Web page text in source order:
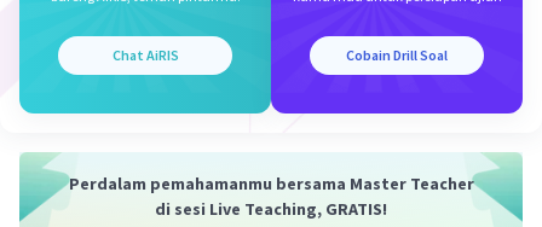
3200/7. 2. Harga keseimbangan kira-kira 457,14
dan kuantitas keseimbangan kira-kira 457,14.
Jawaban Akhir: Harga keseimbangan sekitar
Chat AiRIS Cobain Drill Soal
Perdalam pemahamanmu bersama Master Teacher
di sesi Live Teaching, GRATIS!